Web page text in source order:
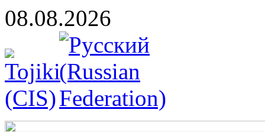
08.08.2026